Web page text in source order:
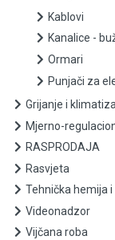
Ugradne -
Kablovi
Ormari
Punjači za
Grijanje i klimatizacija
Kablovi
Kanalice -
Ormari
Punjači za
Grijanje i
Mjerno-
RASPRODAJA
Rasvjeta
Tehnička hemija
Videonadzor
Vijčana roba